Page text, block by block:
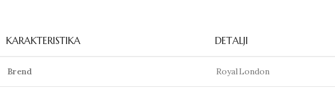
KARAKTERISTIKA DETALJI
Brend Royal London